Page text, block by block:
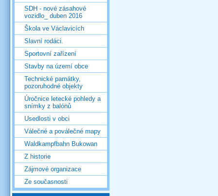
SDH - nové zásahové
vozidlo_ duben 2016
Škola ve Václavicích
Slavní rodáci.
Sportovní zařízení
Stavby na území obce
Technické památky,
pozoruhodné objekty
Úročnice letecké pohledy a
snímky z balónů
Usedlosti v obci
Válečné a poválečné mapy
Waldkampfbahn Bukowan
Z historie
Zájmové organizace
Ze současnosti